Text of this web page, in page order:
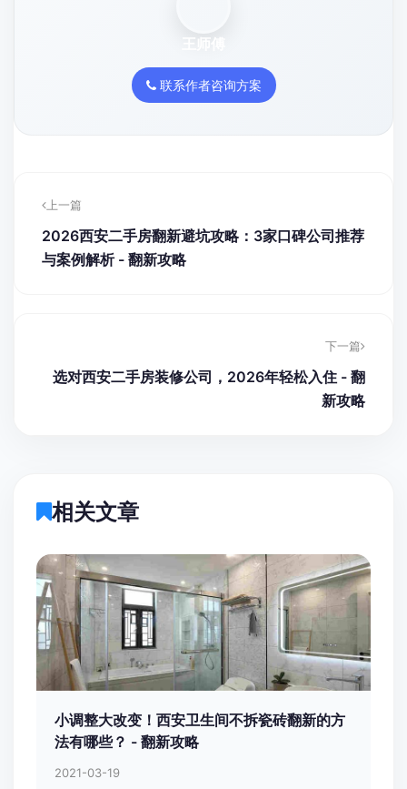
王师傅
联系作者咨询方案
上一篇
2026西安二手房翻新避坑攻略：3家口碑公司推荐
与案例解析 - 翻新攻略
下一篇
选对西安二手房装修公司，2026年轻松入住 - 翻
新攻略
相关文章
小调整大改变！西安卫生间不拆瓷砖翻新的方
法有哪些？ - 翻新攻略
2021-03-19